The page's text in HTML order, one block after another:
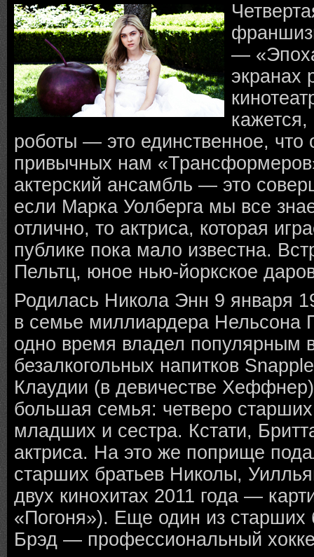
—
экранах
кажется,
роботы — это единственное, что
привычных нам
актерский ансамбль — это
если Марка Уолберга мы все
отлично, то актриса, которая
публике пока мало известна.
Пельтц, юное нью-йоркское
Родилась Никола Энн 9 января
в семье миллиардера Нельсона
одно время владел
безалкогольных напитков
Клаудии (в девичестве
большая семья: четверо
младших и сестра. Кстати,
актриса. На это же поприще
старших братьев Николы,
двух кинохитах 2011 года —
«Погоня»). Еще один из
Брэд — профессиональный